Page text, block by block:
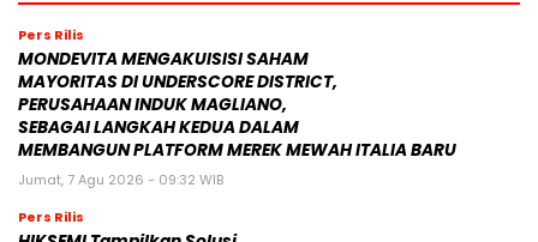
Pers Rilis
MONDEVITA MENGAKUISISI SAHAM
MAYORITAS DI UNDERSCORE DISTRICT,
PERUSAHAAN INDUK MAGLIANO,
SEBAGAI LANGKAH KEDUA DALAM
MEMBANGUN PLATFORM MEREK MEWAH ITALIA BARU
Jumat, 7 Agu 2026 - 09:32 WIB
Pers Rilis